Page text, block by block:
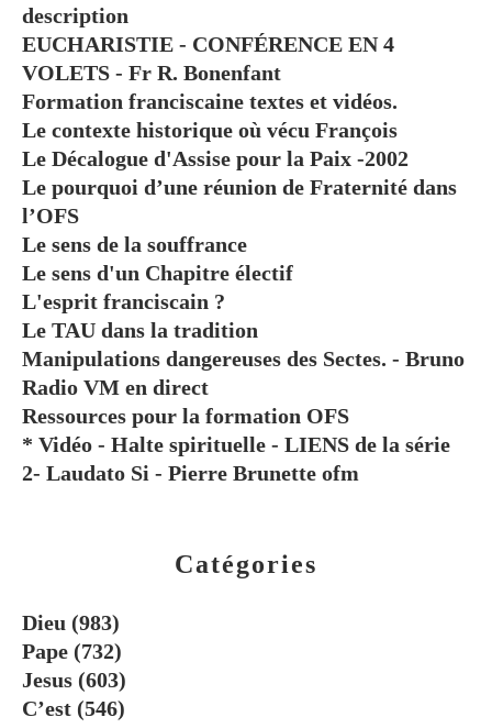
Catégories
Dieu (983)
Pape (732)
Jesus (603)
C’est (546)
description
EUCHARISTIE - CONFÉRENCE EN 4
VOLETS - Fr R. Bonenfant
Formation franciscaine textes et vidéos.
Le contexte historique où vécu François
Le Décalogue d'Assise pour la Paix -2002
Le pourquoi d’une réunion de Fraternité dans
l’OFS
Le sens de la souffrance
Le sens d'un Chapitre électif
L'esprit franciscain ?
Le TAU dans la tradition
Manipulations dangereuses des Sectes. - Bruno
Radio VM en direct
Ressources pour la formation OFS
* Vidéo - Halte spirituelle - LIENS de la série
2- Laudato Si - Pierre Brunette ofm